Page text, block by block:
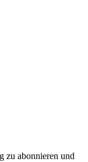
zu abonnieren und